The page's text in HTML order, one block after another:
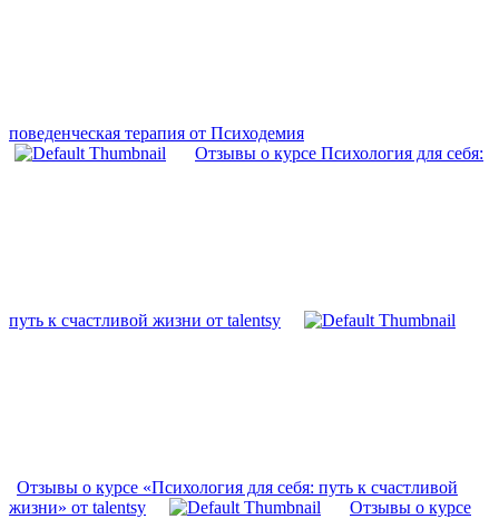
поведенческая терапия от Психодемия
Отзывы о курсе Психология для себя:
путь к счастливой жизни от talentsy
Отзывы о курсе «Психология для себя: путь к счастливой
жизни» от talentsy
Отзывы о курсе